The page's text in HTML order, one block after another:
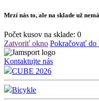
Mrzí nás to, ale na sklade už
Počet kusov na sklade: 0
Zatvoriť okno Pokračovať do
Kontaktujte nás
CUBE 2026
Bicykle